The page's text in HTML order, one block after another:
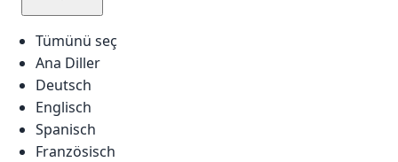
Tümünü seç
Ana Diller
Deutsch
Englisch
Spanisch
Französisch